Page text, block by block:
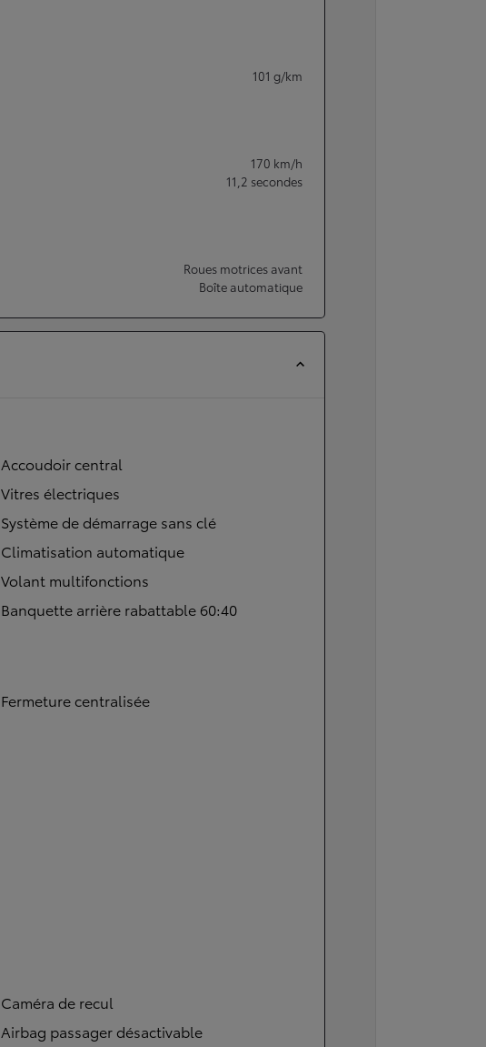
101 g/km
170 km/h
11,2 secondes
Roues motrices avant
Boîte automatique
Accoudoir central
Vitres électriques
Système de démarrage sans clé
Climatisation automatique
Volant multifonctions
Banquette arrière rabattable 60:40
Fermeture centralisée
Caméra de recul
Airbag passager désactivable